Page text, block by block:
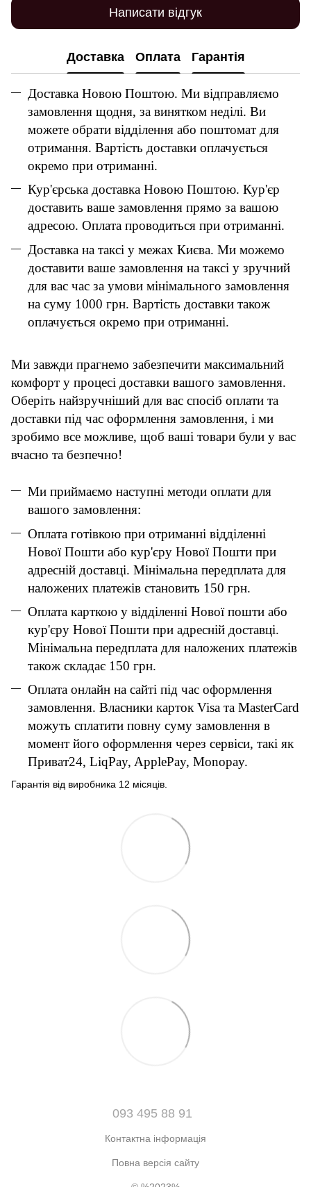
Написати відгук
Доставка Оплата Гарантія
Доставка Новою Поштою. Ми відправляємо
замовлення щодня, за винятком неділі. Ви
можете обрати відділення або поштомат для
отримання. Вартість доставки оплачується
окремо при отриманні.
Кур'єрська доставка Новою Поштою. Кур'єр
доставить ваше замовлення прямо за вашою
адресою. Оплата проводиться при отриманні.
Доставка на таксі у межах Києва. Ми можемо
доставити ваше замовлення на таксі у зручний
для вас час за умови мінімального замовлення
на суму 1000 грн. Вартість доставки також
оплачується окремо при отриманні.
Ми завжди прагнемо забезпечити максимальний
комфорт у процесі доставки вашого замовлення.
Оберіть найзручніший для вас спосіб оплати та
доставки під час оформлення замовлення, і ми
зробимо все можливе, щоб ваші товари були у вас
вчасно та безпечно!
Ми приймаємо наступні методи оплати для
вашого замовлення:
Оплата готівкою при отриманні відділенні
Нової Пошти або кур'єру Нової Пошти при
адресній доставці. Мінімальна передплата для
наложених платежів становить 150 грн.
Оплата карткою у відділенні Нової пошти або
кур'єру Нової Пошти при адресній доставці.
Мінімальна передплата для наложених платежів
також складає 150 грн.
Оплата онлайн на сайті під час оформлення
замовлення. Власники карток Visa та MasterCard
можуть сплатити повну суму замовлення в
момент його оформлення через сервіси, такі як
Приват24, LiqPay, ApplePay, Monopay.
Гарантія від виробника 12 місяців.
093 495 88 91
Контактна інформація
Повна версія сайту